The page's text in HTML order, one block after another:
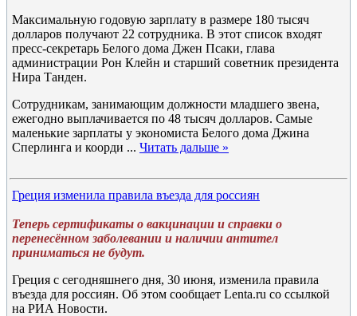
Максимальную годовую зарплату в размере 180 тысяч
долларов получают 22 сотрудника. В этот список входят
пресс-секретарь Белого дома Джен Псаки, глава
администрации Рон Клейн и старший советник президента
Нира Танден.
Сотрудникам, занимающим должности младшего звена,
ежегодно выплачивается по 48 тысяч долларов. Самые
маленькие зарплаты у экономиста Белого дома Джина
Сперлинга и коорди ... Читать дальше »
Греция изменила правила въезда для россиян
Теперь сертификаты о вакцинации и справки о
перенесённом заболевании и наличии антител
приниматься не будут.
Греция с сегодняшнего дня, 30 июня, изменила правила
въезда для россиян. Об этом сообщает Lenta.ru со ссылкой
на РИА Новости.